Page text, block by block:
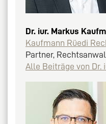
Dr. iur. Markus
Kaufmann Rüedi
Partner,
Alle Beiträge von Dr.